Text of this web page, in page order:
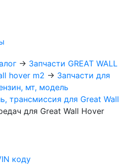
→ Запчасти GREAT WALL
hover m2 → Запчасти для
мт, модель
трансмиссия для Great Wall
для Great Wall Hover